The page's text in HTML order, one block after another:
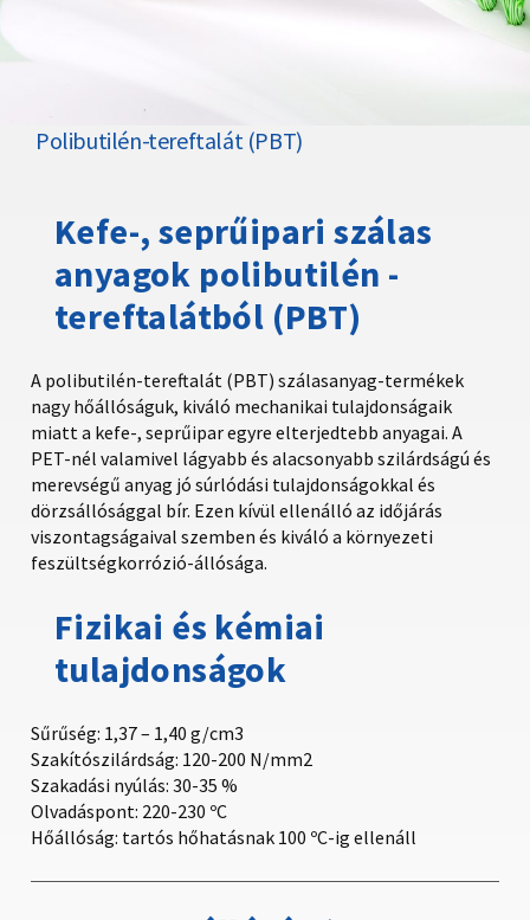
Polibutilén-tereftalát (PBT)
Kefe-, seprűipari szálas
anyagok polibutilén -
tereftalátból (PBT)
A polibutilén-tereftalát (PBT) szálasanyag-termékek
nagy hőállóságuk, kiváló mechanikai tulajdonságaik
miatt a kefe-, seprűipar egyre elterjedtebb anyagai. A
PET-nél valamivel lágyabb és alacsonyabb szilárdságú és
merevségű anyag jó súrlódási tulajdonságokkal és
dörzsállósággal bír. Ezen kívül ellenálló az időjárás
viszontagságaival szemben és kiváló a környezeti
feszültségkorrózió-állósága.
Fizikai és kémiai
tulajdonságok
Sűrűség: 1,37 – 1,40 g/cm3
Szakítószilárdság: 120-200 N/mm2
Szakadási nyúlás: 30-35 %
Olvadáspont: 220-230 ºC
Hőállóság: tartós hőhatásnak 100 ºC-ig ellenáll